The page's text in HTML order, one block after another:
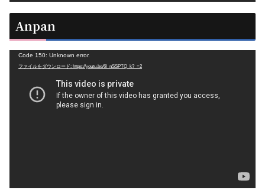
Anpan
Code 150: Unknown error.
ファイルをダウンロード: https://youtu.be/6l_nSSPTQ_k?_=2